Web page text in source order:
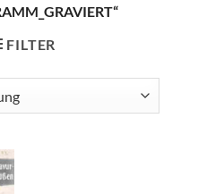
FILTER